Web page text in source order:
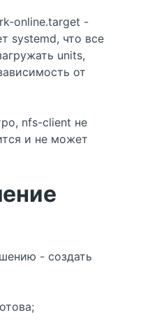
online.target -
systemd, что все
units,
от
nfs-client не
и не может
- создать